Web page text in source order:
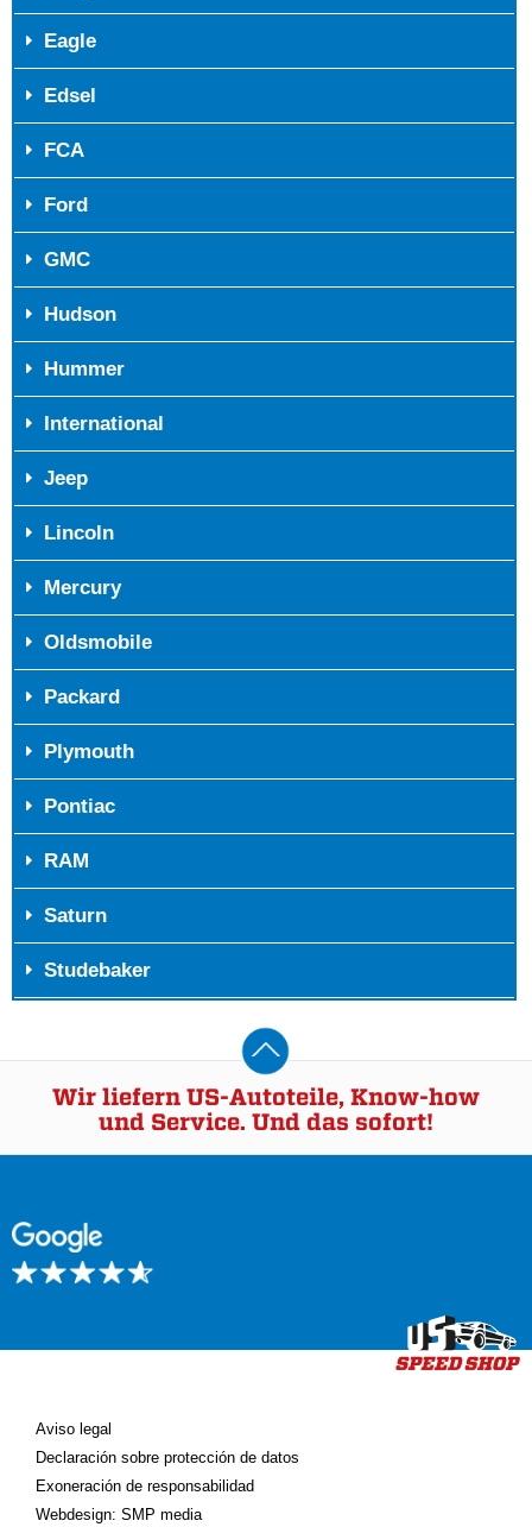
Eagle
Edsel
FCA
Ford
GMC
Hudson
Hummer
International
Jeep
Lincoln
Mercury
Oldsmobile
Packard
Plymouth
Pontiac
RAM
Saturn
Studebaker
Wir liefern US-Autoteile, Know-how
und Service. Und das sofort!
Aviso legal
Declaración sobre protección de datos
Exoneración de responsabilidad
Webdesign: SMP media